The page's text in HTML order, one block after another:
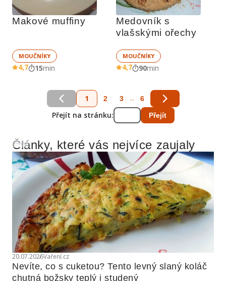
Makové muffiny
MOUČNÍKY
4,7 15min
Medovník s
vlašskými ořechy
MOUČNÍKY
4,7 90min
1 2 3 ... 6
Přejít na stránku: Přejít
Reklama
Články, které vás nejvíce zaujaly
20.07.2026Vaření.cz
Nevíte, co s cuketou? Tento levný slaný koláč
chutná božsky teplý i studený